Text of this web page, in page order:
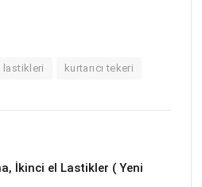
lastikleri kurtarıcı tekeri
İkinci el Lastikler ( Yeni